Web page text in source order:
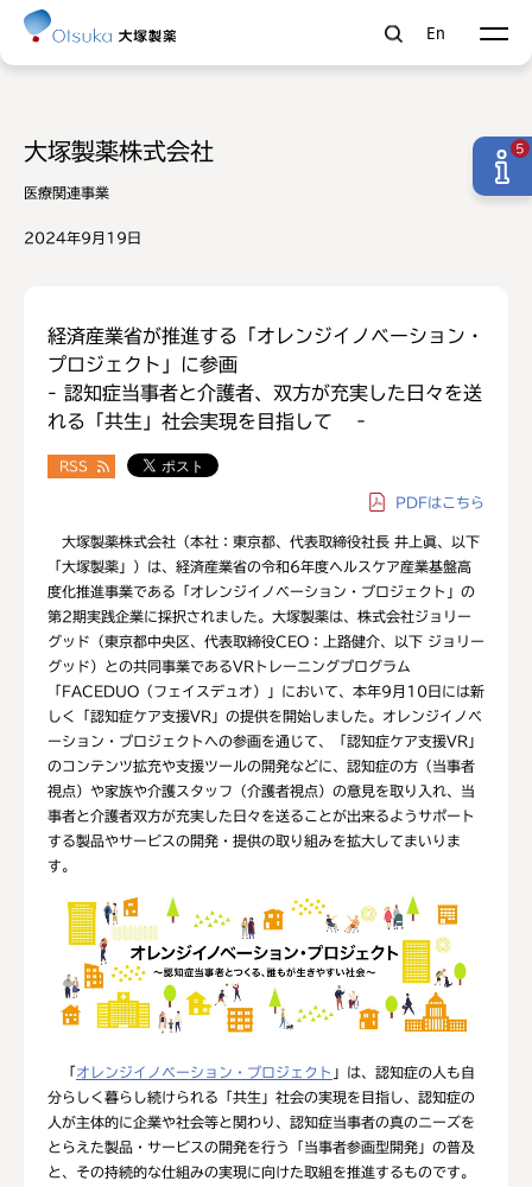
En
大塚製薬株式会社
医療関連事業
2024年9月19日
経済産業省が推進する「オレンジイノベーション・
プロジェクト」に参画
- 認知症当事者と介護者、双方が充実した日々を送
れる「共生」社会実現を目指して ‐
RSS
PDFはこちら
大塚製薬株式会社（本社：東京都、代表取締役社長 井上眞、以下
「大塚製薬」）は、経済産業省の令和6年度ヘルスケア産業基盤高
度化推進事業である「オレンジイノベーション・プロジェクト」の
第2期実践企業に採択されました。大塚製薬は、株式会社ジョリー
グッド（東京都中央区、代表取締役CEO：上路健介、以下 ジョリー
グッド）との共同事業であるVRトレーニングプログラム
「FACEDUO（フェイスデュオ）」において、本年9月10日には新
しく「認知症ケア支援VR」の提供を開始しました。オレンジイノベ
ーション・プロジェクトへの参画を通じて、「認知症ケア支援VR」
のコンテンツ拡充や支援ツールの開発などに、認知症の方（当事者
視点）や家族や介護スタッフ（介護者視点）の意見を取り入れ、当
事者と介護者双方が充実した日々を送ることが出来るようサポート
する製品やサービスの開発・提供の取り組みを拡大してまいりま
す。
「オレンジイノベーション・プロジェクト 」は、認知症の人も自
分らしく暮らし続けられる「共生」社会の実現を目指し、認知症の
人が主体的に企業や社会等と関わり、認知症当事者の真のニーズを
とらえた製品・サービスの開発を行う「当事者参画型開発」の普及
と、その持続的な仕組みの実現に向けた取組を推進するものです。
5